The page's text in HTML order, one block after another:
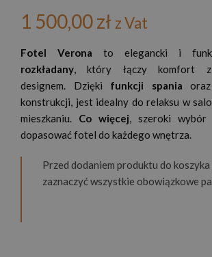
1 500,00zł z Vat
Fotel Verona to elegancki i
rozkładany, który łączy komfort z
designem. Dzięki funkcji spania
konstrukcji, jest idealny do relaksu w
mieszkaniu. Co więcej, szeroki wybór
dopasować fotel do każdego wnętrza.
Przed dodaniem produktu do
zaznaczyć wszystkie obowiązkowe